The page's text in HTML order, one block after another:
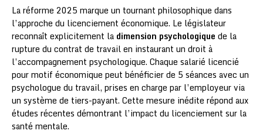
La réforme 2025 marque un tournant philosophique dans
l’approche du licenciement économique. Le législateur
reconnaît explicitement la dimension psychologique de la
rupture du contrat de travail en instaurant un droit à
l’accompagnement psychologique. Chaque salarié licencié
pour motif économique peut bénéficier de 5 séances avec un
psychologue du travail, prises en charge par l’employeur via
un système de tiers-payant. Cette mesure inédite répond aux
études récentes démontrant l’impact du licenciement sur la
santé mentale.